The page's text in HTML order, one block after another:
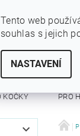
KOČKY PRO
Tento web
souhlas s jejich
NASTAVENÍ